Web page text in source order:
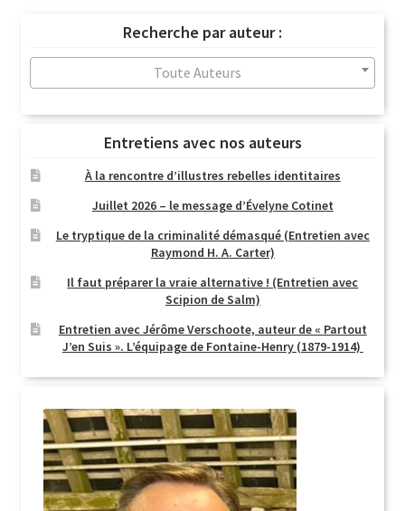
Recherche par auteur :
Toute Auteurs
Entretiens avec nos auteurs
À la rencontre d’illustres rebelles identitaires
Juillet 2026 – le message d’Évelyne Cotinet
Le tryptique de la criminalité démasqué (Entretien avec
Raymond H. A. Carter)
Il faut préparer la vraie alternative ! (Entretien avec
Scipion de Salm)
Entretien avec Jérôme Verschoote, auteur de « Partout
J’en Suis ». L’équipage de Fontaine-Henry (1879-1914)